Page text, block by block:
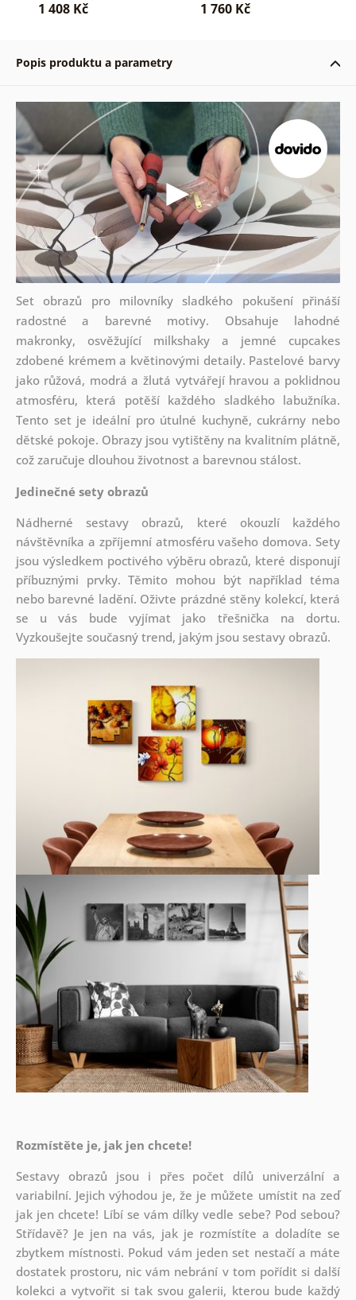
1 408 Kč 1 760 Kč
Popis produktu a parametry
Set obrazů pro milovníky sladkého pokušení přináší
radostné a barevné motivy. Obsahuje lahodné
makronky, osvěžující milkshaky a jemné cupcakes
zdobené krémem a květinovými detaily. Pastelové barvy
jako růžová, modrá a žlutá vytvářejí hravou a poklidnou
atmosféru, která potěší každého sladkého labužníka.
Tento set je ideální pro útulné kuchyně, cukrárny nebo
dětské pokoje. Obrazy jsou vytištěny na kvalitním plátně,
což zaručuje dlouhou životnost a barevnou stálost.
Jedinečné sety obrazů
Nádherné sestavy obrazů, které okouzlí každého
návštěvníka a zpříjemní atmosféru vašeho domova. Sety
jsou výsledkem poctivého výběru obrazů, které disponují
příbuznými prvky. Těmito mohou být například téma
nebo barevné ladění. Oživte prázdné stěny kolekcí, která
se u vás bude vyjímat jako třešnička na dortu.
Vyzkoušejte současný trend, jakým jsou sestavy obrazů.
Rozmístěte je, jak jen chcete!
Sestavy obrazů jsou i přes počet dílů univerzální a
variabilní. Jejich výhodou je, že je můžete umístit na zeď
jak jen chcete! Líbí se vám dílky vedle sebe? Pod sebou?
Střídavě? Je jen na vás, jak je rozmístíte a doladíte se
zbytkem místnosti. Pokud vám jeden set nestačí a máte
dostatek prostoru, nic vám nebrání v tom pořídit si další
kolekci a vytvořit si tak svou galerii, kterou bude každý